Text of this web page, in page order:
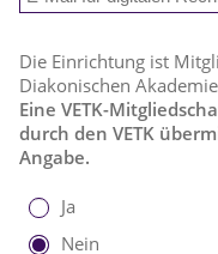
Die Einrichtung ist
Diakonischen
Eine VETK-
durch den VETK
Angabe.
Ja
Nein